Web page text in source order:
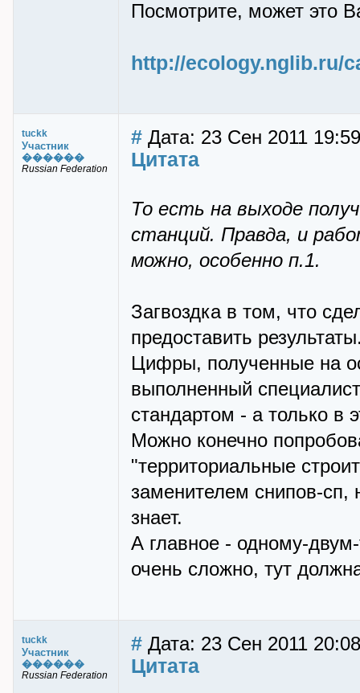
Посмотрите, может это
http://ecology.nglib.ru/
tuckk
Участник
������
Russian Federation
# Дата: 23 Сен 2011 19:59
Цитата
То есть на выходе
станций. Правда, и
можно, особенно п.1.
Загвоздка в том, что
предоставить
Цифры, полученные на
выполненный
стандартом - а только в
Можно конечно
"территориальные
заменителем снипов-сп,
знает.
А главное - одному-
очень сложно, тут
tuckk
Участник
������
Russian Federation
# Дата: 23 Сен 2011 20:08
Цитата